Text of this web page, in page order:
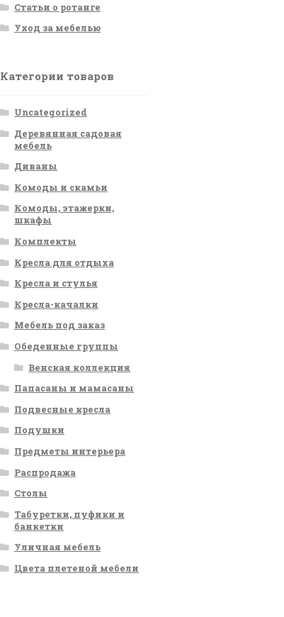
Статьи о ротанге
Уход за мебелью
Категории товаров
Uncategorized
Деревянная садовая
мебель
Диваны
Комоды и скамьи
Комоды, этажерки,
шкафы
Комплекты
Кресла для отдыха
Кресла и стулья
Кресла-качалки
Мебель под заказ
Обеденные группы
Венская коллекция
Папасаны и мамасаны
Подвесные кресла
Подушки
Предметы интерьера
Распродажа
Столы
Табуретки, пуфики и
банкетки
Уличная мебель
Цвета плетеной мебели